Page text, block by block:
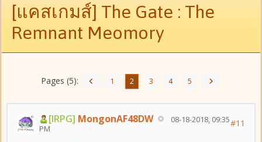
[แคสเกมส์] The Gate : The
Remnant Meomory
Pages (5): 1 2 3 4 5
[IRPG] MongonAF48DW
08-18-2018, 09:35
PM
#11